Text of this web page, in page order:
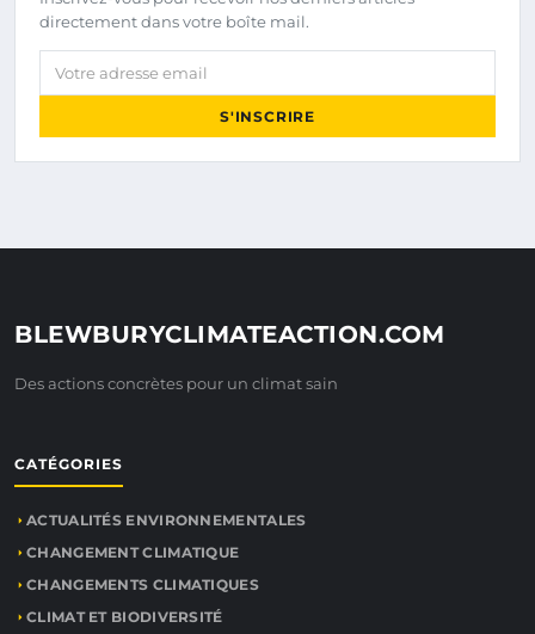
directement dans votre boîte mail.
Votre adresse email
S'INSCRIRE
BLEWBURYCLIMATEACTION.COM
Des actions concrètes pour un climat sain
CATÉGORIES
ACTUALITÉS ENVIRONNEMENTALES
CHANGEMENT CLIMATIQUE
CHANGEMENTS CLIMATIQUES
CLIMAT ET BIODIVERSITÉ